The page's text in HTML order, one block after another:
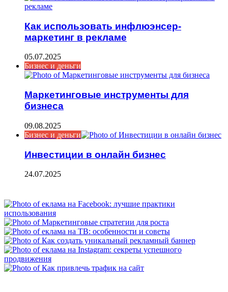
Как использовать инфлюэнсер-
маркетинг в рекламе
05.07.2025
Бизнес и деньги
Маркетинговые инструменты для
бизнеса
09.08.2025
Бизнес и деньги
Инвестиции в онлайн бизнес
24.07.2025